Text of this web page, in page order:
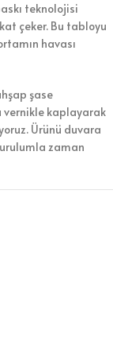
teknolojisi
çeker. Bu tabloyu
havası
şase
vernikle kaplayarak
Ürünü duvara
zaman